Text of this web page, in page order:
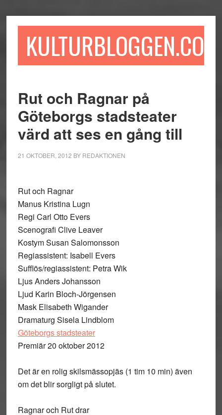
till
till
sidofältet
till
KULTURBLOGGEN.COM
Rut och Ragnar på
Göteborgs stadsteater
värd att ses en gång till
21 OKTOBER, 2012 BY REDAKTIONEN
Rut och Ragnar
Manus Kristina Lugn
Regi Carl Otto Evers
Scenografi Clive Leaver
Kostym Susan Salomonsson
Regiassistent: Isabell Evers
Sufflös/regiassistent: Petra Wik
Ljus Anders Johansson
Ljud Karin Bloch-Jörgensen
Mask Elisabeth Wigander
Dramaturg Sisela Lindblom
Göteborgs stadsteater
Premiär 20 oktober 2012
Det är en rolig skilsmässopjäs (1 tim 10 min) även
om det blir sorgligt på slutet.
Ragnar och Rut drar